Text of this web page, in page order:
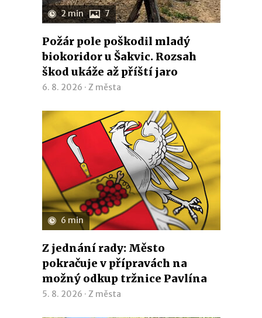
2 min 7
Požár pole poškodil mladý
biokoridor u Šakvic. Rozsah
škod ukáže až příští jaro
6. 8. 2026 · Z města
6 min
Z jednání rady: Město
pokračuje v přípravách na
možný odkup tržnice Pavlína
5. 8. 2026 · Z města